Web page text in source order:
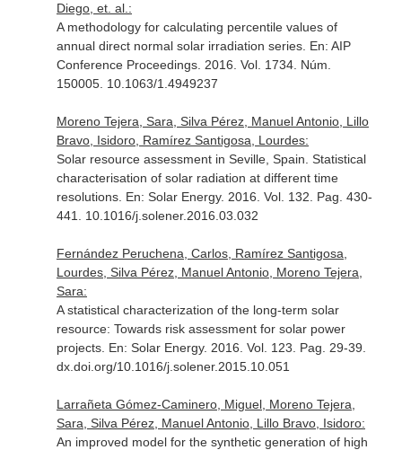
Diego, et. al.:
A methodology for calculating percentile values of
annual direct normal solar irradiation series. En: AIP
Conference Proceedings. 2016. Vol. 1734. Núm.
150005. 10.1063/1.4949237
Moreno Tejera, Sara, Silva Pérez, Manuel Antonio, Lillo
Bravo, Isidoro, Ramírez Santigosa, Lourdes:
Solar resource assessment in Seville, Spain. Statistical
characterisation of solar radiation at different time
resolutions. En: Solar Energy. 2016. Vol. 132. Pag. 430-
441. 10.1016/j.solener.2016.03.032
Fernández Peruchena, Carlos, Ramírez Santigosa,
Lourdes, Silva Pérez, Manuel Antonio, Moreno Tejera,
Sara:
A statistical characterization of the long-term solar
resource: Towards risk assessment for solar power
projects. En: Solar Energy. 2016. Vol. 123. Pag. 29-39.
dx.doi.org/10.1016/j.solener.2015.10.051
Larrañeta Gómez-Caminero, Miguel, Moreno Tejera,
Sara, Silva Pérez, Manuel Antonio, Lillo Bravo, Isidoro:
An improved model for the synthetic generation of high